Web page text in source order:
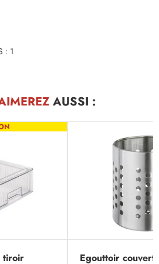
: 1
AUSSI :
tiroir Egouttoir couvert